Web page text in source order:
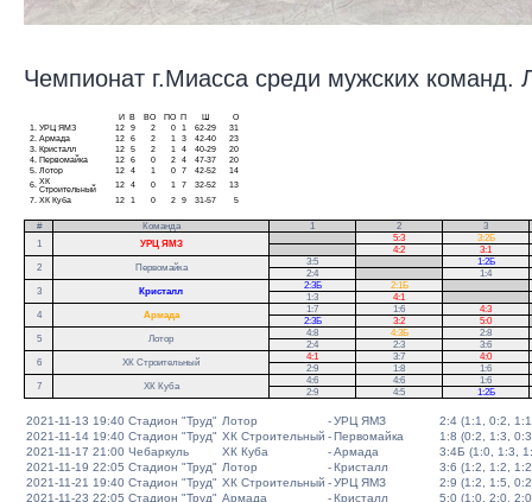
Чемпионат г.Миасса среди мужских команд.
И В ВО ПО П Ш
О
1.
УРЦ ЯМЗ 12 9 2 0 1 62-29
31
2. Армада 12 6 2 1 3 42-40
23
3. Кристалл 12 5 2 1 4 40-29
20
4. Первомайка 12 6 0 2 4 47-37
20
5. Лотор 12 4 1 0 7 42-52
14
6. ХК
Строительный
12 4 0 1 7 32-52
13
7. ХК Куба 12 1 0 2 9 31-57 5
# Команда 1 2
3
1
УРЦ ЯМЗ
5:3
3:2Б
4:2
3:1
2
Первомайка
3:5
1:2Б
2:4
1:4
3
Кристалл
2:3Б 2:1Б
1:3
4:1
4
Армада
1:7 1:6 4:3
2:3Б
3:2 5:0
5
Лотор
4:8 4:3Б
2:8
2:4
2:3
3:6
6
ХК Строительный
4:1 3:7
4:0
2:9
1:8
1:6
7
ХК Куба
4:6 4:6
1:6
2:9
4:5 1:2Б
2021-11-13 19:40 Стадион "Труд" Лотор -УРЦ ЯМЗ
2:4 (1:1, 0:2,
2021-11-14 19:40 Стадион "Труд" ХК Строительный -Первомайка
1:8 (0:2, 1:3,
2021-11-17 21:00 Чебаркуль ХК Куба -Армада
3:4Б (1:0, 1:3,
2021-11-19 22:05 Стадион "Труд" Лотор -Кристалл
3:6 (1:2, 1:2,
2021-11-21 19:40 Стадион "Труд" ХК Строительный -УРЦ ЯМЗ
2:9 (1:2, 1:5,
2021-11-23 22:05 Стадион "Труд" Армада -Кристалл
5:0 (1:0, 2:0,